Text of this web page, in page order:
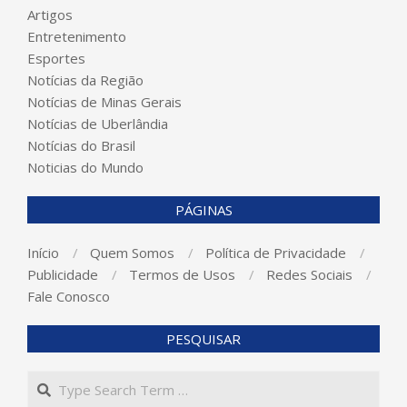
Artigos
Entretenimento
Esportes
Notícias da Região
Notícias de Minas Gerais
Notícias de Uberlândia
Notícias do Brasil
Noticias do Mundo
PÁGINAS
Início Quem Somos
Política de Privacidade
Publicidade
Termos de Usos
Redes Sociais
Fale Conosco
PESQUISAR
Search